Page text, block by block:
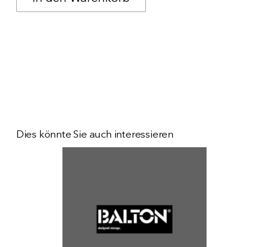
Dies könnte Sie auch interessieren